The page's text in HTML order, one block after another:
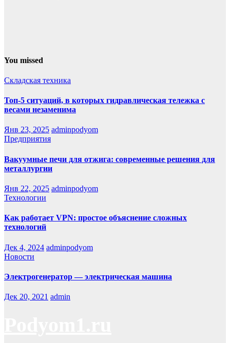
You missed
Складская техника
Топ-5 ситуаций, в которых гидравлическая тележка с
весами незаменима
Янв 23, 2025 adminpodyom
Предприятия
Вакуумные печи для отжига: современные решения для
металлургии
Янв 22, 2025 adminpodyom
Технологии
Как работает VPN: простое объяснение сложных
технологий
Дек 4, 2024 adminpodyom
Новости
Электрогенератор — электрическая машина
Дек 20, 2021 admin